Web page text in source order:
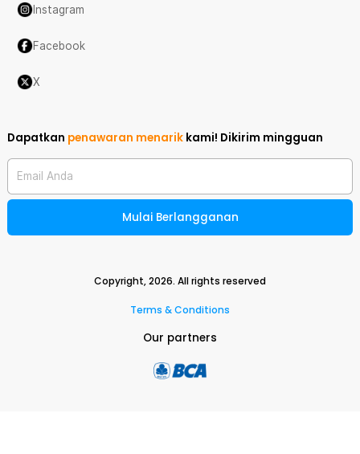
Instagram
Facebook
X
Dapatkan penawaran menarik kami! Dikirim mingguan
Email Anda
Mulai Berlangganan
Copyright,2026. All rights reserved
Terms & Conditions
Our partners